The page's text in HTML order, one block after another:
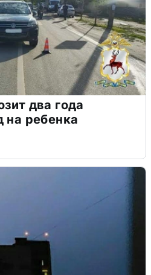
два года
на ребенка